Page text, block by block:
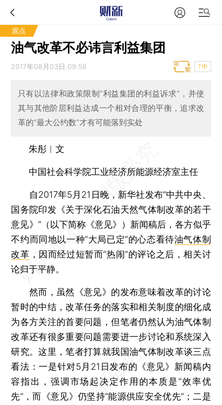
观点
油气改革不必讳言利益集团
2017年08月03日 09:58 T中
只有以法律和政策限制“利益集团的利益诉求”，并使
其与其他阶层利益达成一个相对合理的平衡，追求改
革的“最大公约数”才有可能落到实处
朱彤︱文
中国社会科学院工业经济所能源经济室主任
自2017年5月21日晚，新华社发布“中共中央、
国务院印发《关于深化石油天然气体制改革的若干
意见》”（以下简称《意见》）新闻稿后，各方似乎
不约而同地以一种“大局已定”的心态看待油气体制
改革 ，因而经过短暂而“热闹”的评论之后，相关讨
论归于平静。
然而，虽然《意见》的发布意味着改革的讨论
暂时的中结，改革任务的落实和相关制度的细化成
为各方关注的首要问题，但笔者仍然认为油气体制
改革还有很多重要问题需要进一步讨论和系统深入
研究。这里，笔者打算就我国油气体制改革谈三点
看法：一是针对5月21日发布的《意见》新闻稿内
容指出，强调市场起决定作用的本质是“效率优
先”，而《意见》仍坚持“能源供应安全优先”；二是